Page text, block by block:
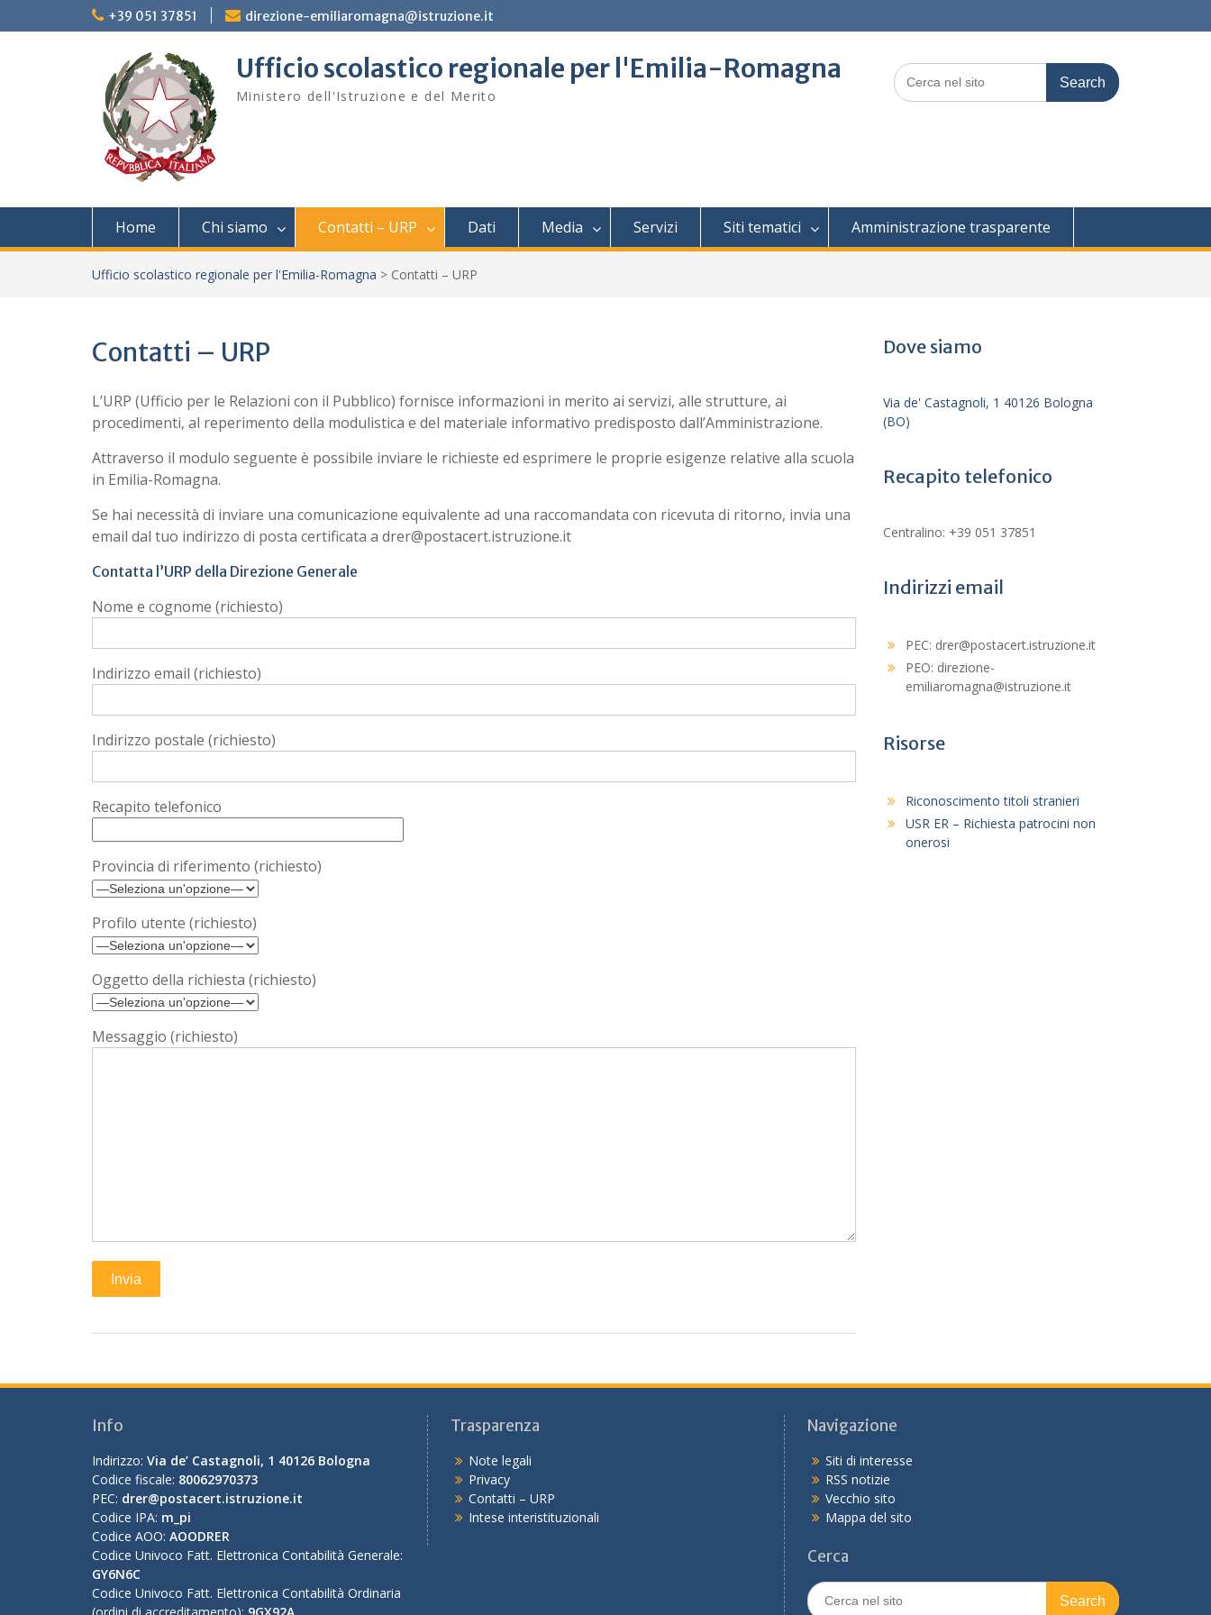
to
+39 051 37851 direzione-emiliaromagna@istruzione.it
Ufficio scolastico regionale per l'Emilia-Romagna
Ministero dell'Istruzione e del Merito
Search
for:
Home Chi siamo Contatti – URP Dati Media Servizi Siti tematici Amministrazione trasparente
Ufficio scolastico regionale per l'Emilia-Romagna > Contatti – URP
Contatti – URP
L’URP (Ufficio per le Relazioni con il Pubblico) fornisce informazioni in merito ai servizi, alle strutture, ai
procedimenti, al reperimento della modulistica e del materiale informativo predisposto dall’Amministrazione.
Attraverso il modulo seguente è possibile inviare le richieste ed esprimere le proprie esigenze relative alla scuola
in Emilia-Romagna.
Se hai necessità di inviare una comunicazione equivalente ad una raccomandata con ricevuta di ritorno, invia una
email dal tuo indirizzo di posta certificata a drer@postacert.istruzione.it
Contatta l’URP della Direzione Generale
Nome e cognome (richiesto)
Indirizzo email (richiesto)
Indirizzo postale (richiesto)
Recapito telefonico
Provincia di riferimento (richiesto)
Profilo utente (richiesto)
Oggetto della richiesta (richiesto)
Messaggio (richiesto)
Dove siamo
Via de' Castagnoli, 1 40126 Bologna
(BO)
Recapito telefonico
Centralino: +39 051 37851
Indirizzi email
PEC: drer@postacert.istruzione.it
PEO: direzione-
emiliaromagna@istruzione.it
Risorse
Riconoscimento titoli stranieri
USR ER – Richiesta patrocini non
onerosi
Info
Indirizzo: Via de’ Castagnoli, 1 40126 Bologna
Codice fiscale: 80062970373
PEC: drer@postacert.istruzione.it
Codice IPA: m_pi
Codice AOO: AOODRER
Codice Univoco Fatt. Elettronica Contabilità Generale:
GY6N6C
Codice Univoco Fatt. Elettronica Contabilità Ordinaria
Trasparenza
Note legali
Privacy
Contatti – URP
Intese interistituzionali
Navigazione
Siti di interesse
RSS notizie
Vecchio sito
Mappa del sito
Cerca
Search
for: